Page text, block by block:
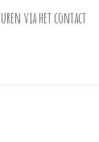
via het contact